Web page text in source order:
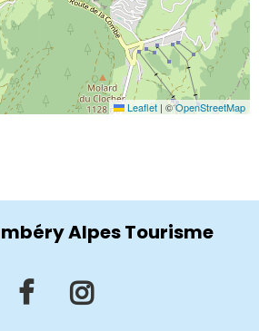
Leaflet | ©OpenStreetMap
Alpes Tourisme